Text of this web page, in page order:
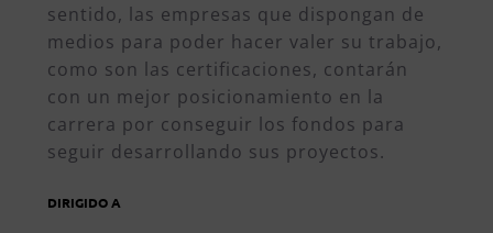
sentido, las empresas que dispongan de
medios para poder hacer valer su trabajo,
como son las certificaciones, contarán
con un mejor posicionamiento en la
carrera por conseguir los fondos para
seguir desarrollando sus proyectos.
DIRIGIDO A